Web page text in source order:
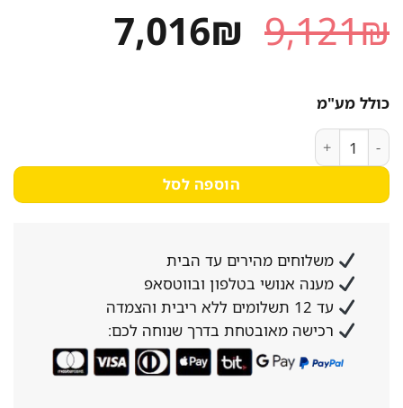
9,121₪ המחיר
המקורי
7,016₪ המחיר
כולל מע"מ
כמות של מלוש ספירלי מקצועי 34 ליטר תוצרת ANKO טייוואן
הוספה לסל
משלוחים מהירים עד הבית
מענה אנושי בטלפון ובווטסאפ
עד 12 תשלומים ללא ריבית והצמדה
רכישה מאובטחת בדרך שנוחה לכם: